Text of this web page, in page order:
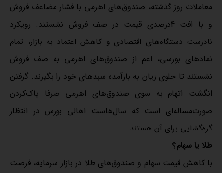
معاملات روز گذشته، صندوق‌‌های اهرمی با فشار مضاعف فروش
و با افت 4درصدی قیمت در صف فروش نشستند. رویکرد
نادرست دستگاه‌‌های اقتصادی و کاهش اعتماد به بازار، تمام
نمادهای بورسی، اعم از صندوق‌‌های اهرمی به صف فروش
نشستند تا جلوی زیان به بارآمده سبدهای خود را بگیرند. گرفتن
انگشت اتهام به سوی صندوق‌‌های اهرمی صرفا پاک‌‌کردن
صورت‌‌مساله‌‌ای است که سال‌‌هاست اهالی بورس در انتظار
گره‌‌گشایی برای آن هستند.
طلا یا سهام؟
با کاهش قیمت سهام و صندوق‌‌های طلا در بازار سرمایه، فرصت